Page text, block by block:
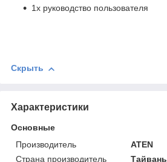
1x руководство пользователя
Скрыть
Характеристики
Основные
Производитель
ATEN
Страна производитель
Тайвань